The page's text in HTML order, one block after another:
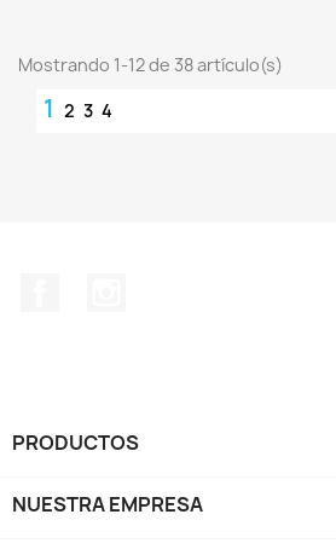
Mostrando 1-12 de 38 artículo(s)
1 2 3 4
PRODUCTOS
NUESTRA EMPRESA